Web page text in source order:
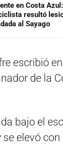
en Costa
resultó
al Sayago
escribió
de la
bajo el
elevó